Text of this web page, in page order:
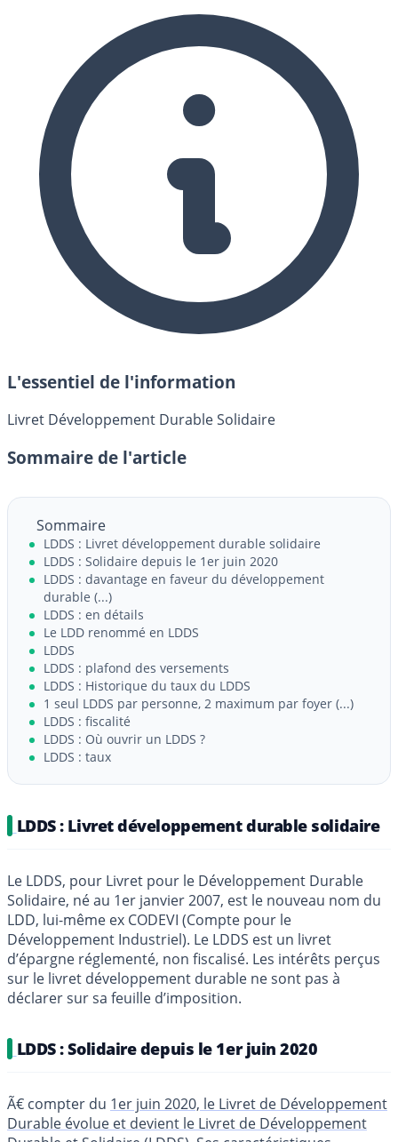
L'essentiel de l'information
Livret Développement Durable Solidaire
Sommaire de l'article
Sommaire
LDDS : Livret développement durable solidaire
LDDS : Solidaire depuis le 1er juin 2020
LDDS : davantage en faveur du développement
durable (...)
LDDS : en détails
Le LDD renommé en LDDS
LDDS
LDDS : plafond des versements
LDDS : Historique du taux du LDDS
1 seul LDDS par personne, 2 maximum par foyer (...)
LDDS : fiscalité
LDDS : Où ouvrir un LDDS ?
LDDS : taux
LDDS : Livret développement durable solidaire
Le LDDS, pour Livret pour le Développement Durable
Solidaire, né au 1er janvier 2007, est le nouveau nom du
LDD, lui-même ex CODEVI (Compte pour le
Développement Industriel). Le LDDS est un livret
d’épargne réglementé, non fiscalisé. Les intérêts perçus
sur le livret développement durable ne sont pas à
déclarer sur sa feuille d’imposition.
LDDS : Solidaire depuis le 1er juin 2020
Ã€ compter du 1er juin 2020, le Livret de Développement
Durable évolue et devient le Livret de Développement